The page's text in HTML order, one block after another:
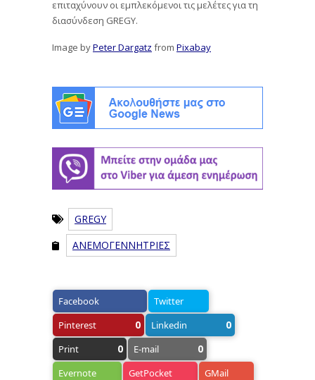
επιταχύνουν οι εμπλεκόμενοι τις μελέτες για τη
διασύνδεση GREGY.
Image byPeter Dargatz from Pixabay
GREGY
ΑΝΕΜΟΓΕΝΝΗΤΡΙΕΣ
Facebook
Twitter
Pinterest
0 Linkedin 0
Print 0 E-mail 0
Evernote GetPocket GMail